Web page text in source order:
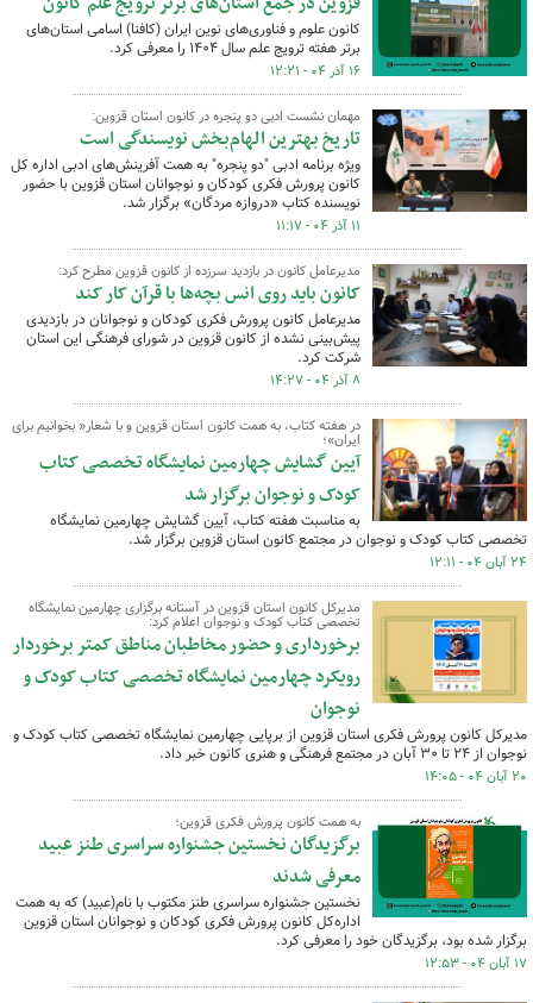
کانون علوم و فناوری‌های نوین ایران (کافنا) اسامی استان‌های
برتر هفته ترویج علم سال ۱۴۰۴ را معرفی کرد.
۱۶ آذر ۰۴ - ۱۲:۲۱
مهمان نشست ادبی دو پنجره در کانون استان قزوین:
تاریخ بهترین الهام‌بخش نویسندگی است
ویژه برنامه ادبی "دو پنجره" به همت آفرینش‌های ادبی اداره کل
کانون پرورش فکری کودکان و نوجوانان استان قزوین با حضور
نویسنده کتاب «دروازه مردگان» برگزار شد.
۱۱ آذر ۰۴ - ۱۱:۱۷
مدیرعامل کانون در بازدید سرزده از کانون قزوین مطرح کرد:
کانون باید روی انس بچه‌ها با قرآن کار کند
مدیرعامل کانون پرورش فکری کودکان و نوجوانان در بازدیدی
پیش‌بینی نشده از کانون قزوین در شورای فرهنگی این استان
شرکت کرد.
۸ آذر ۰۴ - ۱۴:۲۷
در هفته کتاب، به همت کانون استان قزوین و با شعار« بخوانیم برای
ایران»؛
آیین گشایش چهارمین نمایشگاه تخصصی کتاب
کودک و نوجوان برگزار شد
به مناسبت هفته کتاب،‌ آیین گشایش چهارمین نمایشگاه
تخصصی کتاب کودک و نوجوان در مجتمع کانون استان قزوین برگزار شد.
۲۴ آبان ۰۴ - ۱۲:۱۱
مدیرکل کانون استان قزوین در آستانه برگزاری چهارمین نمایشگاه
تخصصی کتاب کودک و نوجوان اعلام کرد:
برخورداری و حضور مخاطبان مناطق کمتر برخوردار
رویکرد چهارمین نمایشگاه تخصصی کتاب کودک و
نوجوان
مدیرکل کانون پرورش فکری استان قزوین از برپایی چهارمین نمایشگاه تخصصی کتاب کودک و
نوجوان از ۲۴ تا ۳۰ آبان در مجتمع فرهنگی و هنری کانون خبر داد.
۲۰ آبان ۰۴ - ۱۴:۰۵
به همت کانون پرورش فکری قزوین؛
برگزیدگان نخستین جشنواره سراسری طنز عبید
معرفی شدند
نخستین جشنواره سراسری طنز مکتوب با نام(عبید) که به همت
اداره‌کل کانون پرورش فکری کودکان و نوجوانان استان قزوین
برگزار شده بود، برگزیدگان خود را معرفی کرد.
۱۷ آبان ۰۴ - ۱۲:۵۳